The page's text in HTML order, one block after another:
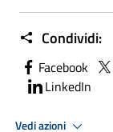
Condividi:
Facebook
LinkedIn
Vedi azioni